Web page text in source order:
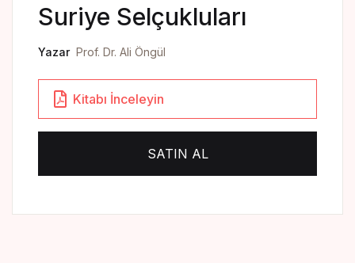
İnsan ve Hayat Dergisi
Çamlıca Çocuk Dergisi
Çamlıca Kids Magazine
Suriye Selçukluları
Yazar Prof. Dr. Ali Öngül
Kitabı İnceleyin
SATIN AL